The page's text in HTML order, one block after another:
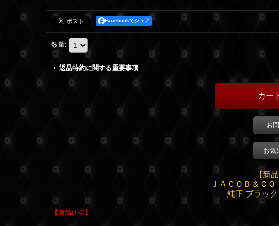
Facebookでシェア
数量:
返品特約に関する重要事項
お
お気
【新
ＪＡＣＯＢ＆Ｃ
純正 ブラッ
【商品仕様】